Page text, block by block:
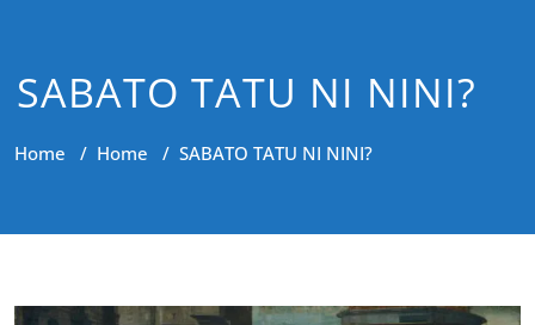
SABATO TATU NI NINI?
Home / Home / SABATO TATU NI NINI?